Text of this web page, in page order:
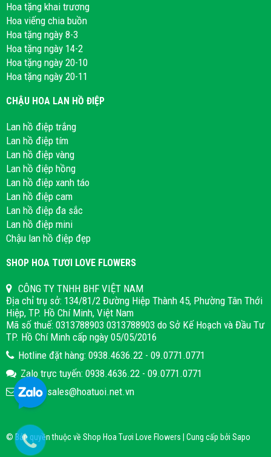
Hoa tặng khai trương
Hoa viếng chia buồn
Hoa tặng ngày 8-3
Hoa tặng ngày 14-2
Hoa tặng ngày 20-10
Hoa tặng ngày 20-11
CHẬU HOA LAN HỒ ĐIỆP
Lan hồ điệp trắng
Lan hồ điệp tím
Lan hồ điệp vàng
Lan hồ điệp hồng
Lan hồ điệp xanh táo
Lan hồ điệp cam
Lan hồ điệp đa sắc
Lan hồ điệp mini
Chậu lan hồ điệp đẹp
SHOP HOA TƯƠI LOVE FLOWERS
CÔNG TY TNHH BHF VIỆT NAM
Địa chỉ trụ sở: 134/81/2 Đường Hiệp Thành 45, Phường Tân Thới
Hiệp, TP. Hồ Chí Minh, Việt Nam
Mã số thuế: 0313788903 0313788903 do Sở Kế Hoạch và Đầu Tư
TP. Hồ Chí Minh cấp ngày 05/05/2016
Hotline đặt hàng: 0938.4636.22 - 09.0771.0771
Zalo trực tuyến: 0938.4636.22 - 09.0771.0771
Email: sales@hoatuoi.net.vn
© Bản quyền thuộc về Shop Hoa Tươi Love Flowers | Cung cấp bởi Sapo